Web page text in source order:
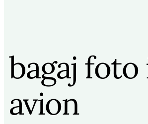
bagaj foto
avion